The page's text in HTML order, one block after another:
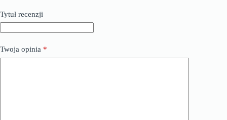
Tytuł recenzji
Twoja opinia *